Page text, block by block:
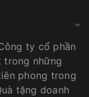
ty cổ phần
trong những
phong trong
tặng doanh